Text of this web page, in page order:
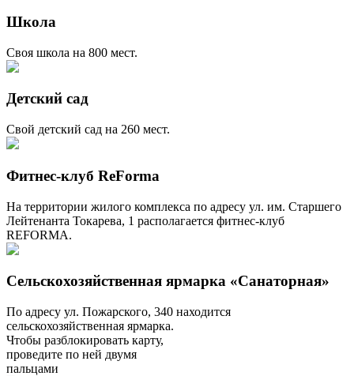
Школа
Своя школа на 800 мест.
Детский сад
Свой детский сад на 260 мест.
Фитнес-клуб ReForma
На территории жилого комплекса по адресу ул. им. Старшего
Лейтенанта Токарева, 1 располагается фитнес-клуб
REFORMA.
Сельскохозяйственная ярмарка «Санаторная»
По адресу ул. Пожарского, 340 находится
сельскохозяйственная ярмарка.
Чтобы разблокировать карту,
проведите по ней двумя
пальцами